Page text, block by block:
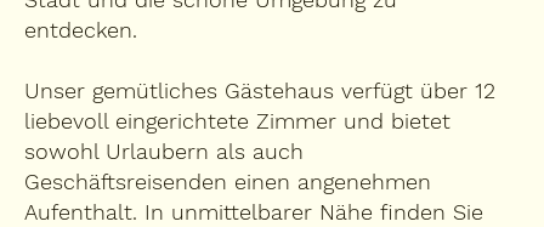
entdecken.
Unser gemütliches Gästehaus verfügt über 12
liebevoll eingerichtete Zimmer und bietet
sowohl Urlaubern als auch
Geschäftsreisenden einen angenehmen
Aufenthalt. In unmittelbarer Nähe finden Sie